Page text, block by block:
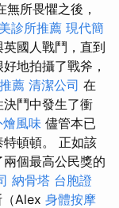
無所畏懼之後，
診所推薦 現代簡
國人戰鬥，直到
地拍攝了戰斧，
薦 清潔公司 在
鬥中發生了衝
燴風味 儘管本已
頓頓。 正如該
個最高公民獎的
納骨塔 台胞證
（Alex 身體按摩